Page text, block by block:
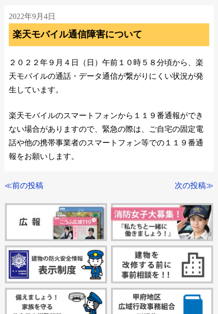
2022年9月4日
楽天モバイル通信障害について
２０２２年９月４日（日）午前１０時５８分頃から、楽
天モバイルの通話・データ通信が繋がりにくい状況が発
生しています。
楽天モバイルのスマートフォンから１１９番通報ができ
ない場合がありますので、緊急の際は、ご自宅の固定電
話や他の携帯事業者のスマートフォン等での１１９番通
報をお願いします。
≪前の投稿 次の投稿≫